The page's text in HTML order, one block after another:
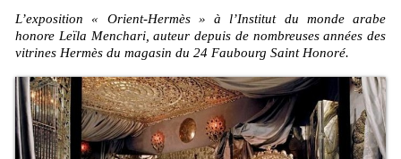
L’exposition « Orient-Hermès » à l’Institut du monde arabe
honore Leïla Menchari, auteur depuis de nombreuses années des
vitrines Hermès du magasin du 24 Faubourg Saint Honoré.